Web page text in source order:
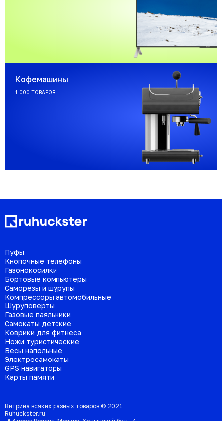
Кофемашины
1 000 ТОВАРОВ
Пуфы
Кнопочные телефоны
Газонокосилки
Бортовые компьютеры
Саморезы и шурупы
Компрессоры автомобильные
Шуруповерты
Газовые паяльники
Самокаты детские
Коврики для фитнеса
Ножи туристические
Весы напольные
Электросамокаты
GPS навигаторы
Карты памяти
Витрина всяких разных товаров © 2021
Ruhuckster.ru